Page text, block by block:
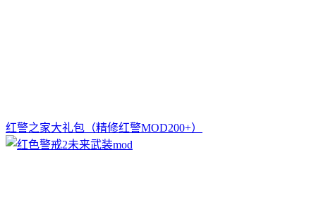
红警之家大礼包（精修红警MOD200+）